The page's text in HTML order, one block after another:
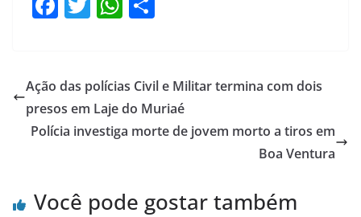
e
b
o
er s
A
p
e
Ação das polícias Civil e Militar termina com dois
presos em Laje do Muriaé
Polícia investiga morte de jovem morto a tiros em
Boa Ventura
Você pode gostar também